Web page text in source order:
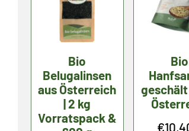
Bio
Belugalinsen
aus Österreich
| 2 kg
Vorratspack &
Bio
geschält
€